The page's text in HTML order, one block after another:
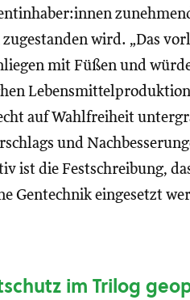
wird. „Das
mit Füßen und
auf Wahlfreiheit
und
ist die Festschreibung,
Gentechnik eingesetzt
im Trilog